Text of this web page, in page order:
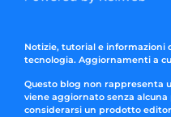
Notizie, tutorial e informazioni
tecnologia. Aggiornamenti a
Questo blog non rappresenta
viene aggiornato senza
considerarsi un prodotto